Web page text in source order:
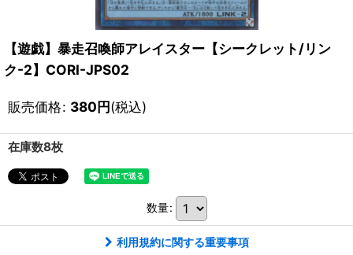
【遊戯】暴走召喚師アレイスター【シークレット/リン
ク-2】CORI-JPS02
販売価格: 380円(税込)
在庫数8枚
数量:
利用規約に関する重要事項